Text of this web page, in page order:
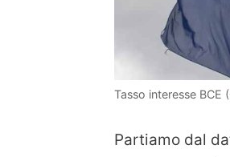
Tasso interesse
Partiamo dal